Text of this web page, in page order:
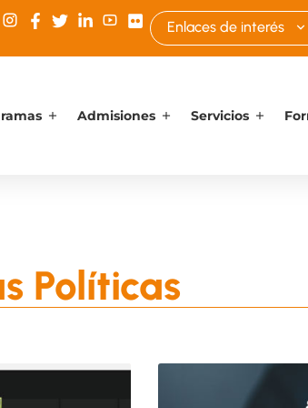
Enlaces de interés
Admisiones Servicios
Políticas